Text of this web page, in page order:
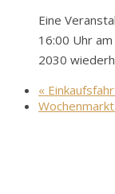
Eine
16:00 Uhr
2030
«
Wochenmarkt